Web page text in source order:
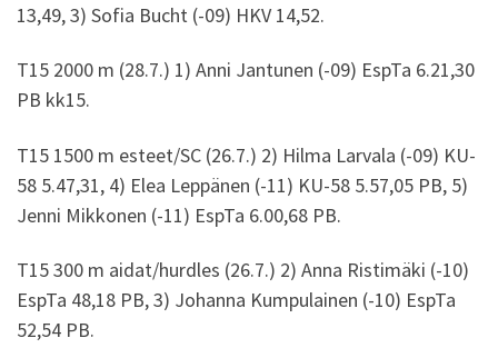
13,49, 3) Sofia Bucht (-09) HKV 14,52.
T15 2000 m (28.7.) 1) Anni Jantunen (-09) EspTa 6.21,30
PB kk15.
T15 1500 m esteet/SC (26.7.) 2) Hilma Larvala (-09) KU-
58 5.47,31, 4) Elea Leppänen (-11) KU-58 5.57,05 PB, 5)
Jenni Mikkonen (-11) EspTa 6.00,68 PB.
T15 300 m aidat/hurdles (26.7.) 2) Anna Ristimäki (-10)
EspTa 48,18 PB, 3) Johanna Kumpulainen (-10) EspTa
52,54 PB.